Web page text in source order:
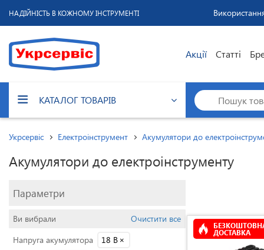
НАДІЙНІСТЬ В КОЖНОМУ ІНСТРУМЕНТІ
Акції Статті
КАТАЛОГ ТОВАРІВ
Укрсервіс Електроінструмент Акумулятори до
Акумулятори до електроінструменту
Параметри
Ви вибрали
Очистити все
Напруга акумулятора
18 В ×
ДОСТАВКА